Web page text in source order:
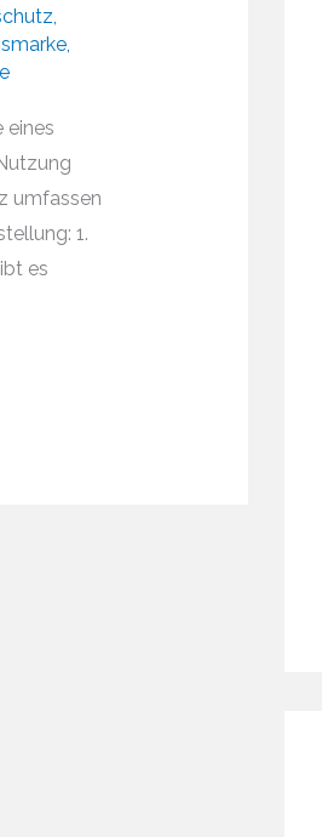
,
,
eines
umfassen
1.
es